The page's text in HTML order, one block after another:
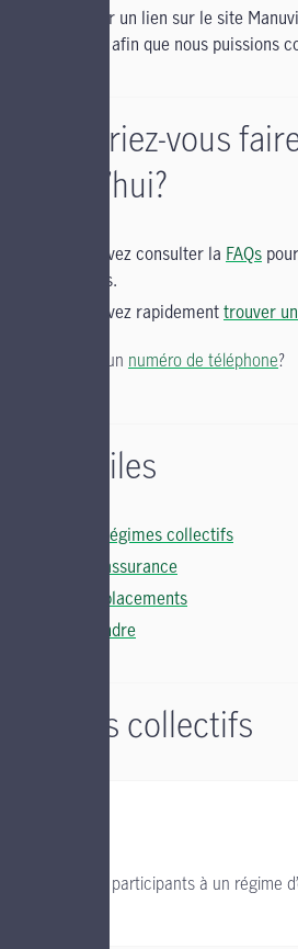
cliqué sur un lien sur le site
informer afin que nous puissions
Qu’aimeriez-vous
aujourd’hui?
Vous pouvez consulter la FAQs
questions.
Vous pouvez rapidementtrouver
Vous cherchez un numéro de téléphone?
Liens utiles
Soutien régimes collectifs
Soutien assurance
Soutien placements
Nous joindre
Régimes collectifs
Soutien aux participants à un régime